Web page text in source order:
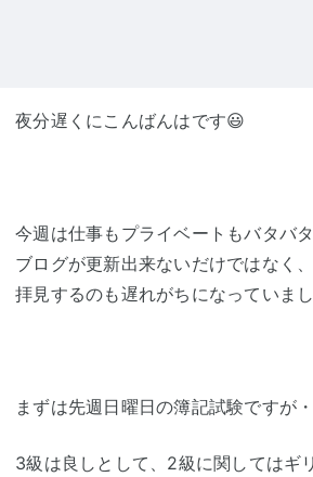
夜分遅くにこんばんはです😃
今週は仕事もプライベートもバタバ
ブログが更新出来ないだけではなく
拝見するのも遅れがちになっていま
まずは先週日曜日の簿記試験ですが
3級は良しとして、2級に関してはギ